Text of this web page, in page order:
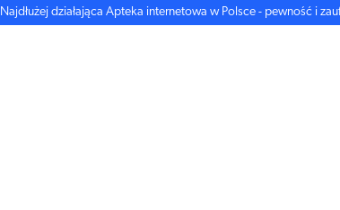
Najdłużej działająca Apteka internetowa w Polsce - pewność i